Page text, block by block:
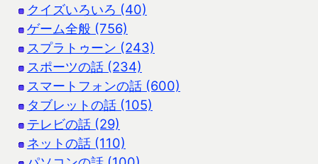
クイズいろいろ (40)
ゲーム全般 (756)
スプラトゥーン (243)
スポーツの話 (234)
スマートフォンの話 (600)
タブレットの話 (105)
テレビの話 (29)
ネットの話 (110)